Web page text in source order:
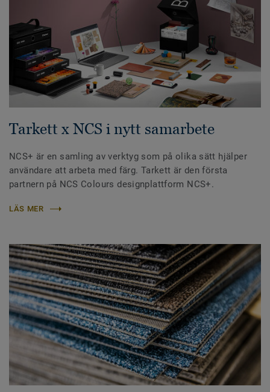
Tarkett x NCS i nytt samarbete
NCS+ är en samling av verktyg som på olika sätt hjälper
användare att arbeta med färg. Tarkett är den första
partnern på NCS Colours designplattform NCS+.
LÄS MER